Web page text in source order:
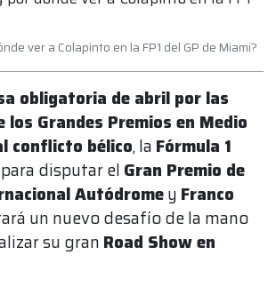
ver a Colapinto en la FP1 del GP de Miami?
obligatoria de abril por las
los Grandes Premios en Medio
conflicto bélico, la Fórmula 1
disputar el Gran Premio de
Autódromey Franco
un nuevo desafío de la mano
su gran Road Show en